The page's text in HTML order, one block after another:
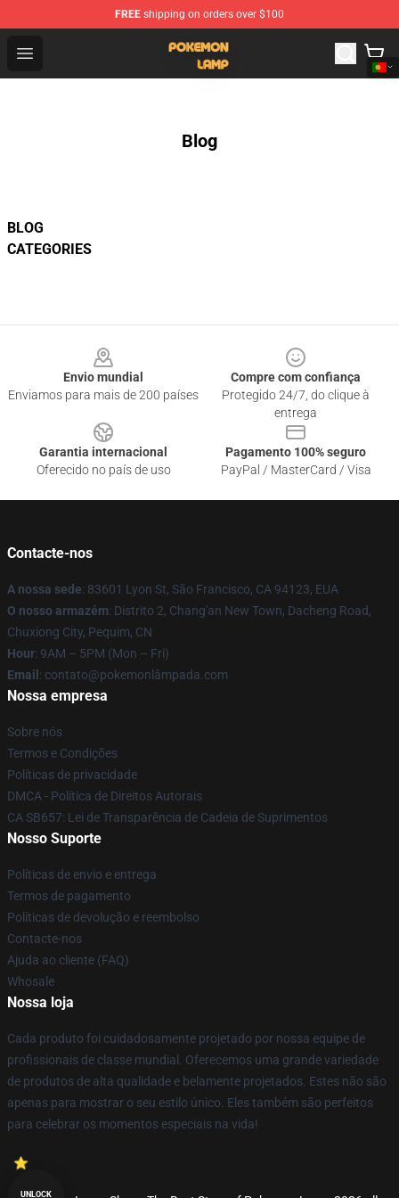
FREE shipping on orders over $100
Open menu
Pokemon Lamp Shop - The Best Store of Pokemon
Blog
BLOG
CATEGORIES
Envio mundial
Enviamos para mais de 200 países
Compre com confiança
Protegido 24/7, do clique à
entrega
Garantia internacional
Oferecido no país de uso
Pagamento 100% seguro
PayPal / MasterCard / Visa
Contacte-nos
A nossa sede: 83601 Lyon St, São Francisco, CA 94123, EUA
O nosso armazém: Distrito 2, Chang'an New Town, Dacheng Road,
Chuxiong City, Pequim, CN
Hour: 9AM – 5PM (Mon – Fri)
Email : contato@pokemonlâmpada.com
Nossa empresa
Sobre nós
Termos e Condições
Políticas de privacidade
DMCA - Política de Direitos Autorais
CA SB657: Lei de Transparência de Cadeia de Suprimentos
Nosso Suporte
Políticas de envio e entrega
Termos de pagamento
Políticas de devolução e reembolso
Contacte-nos
Ajuda ao cliente (FAQ)
Whosale
Nossa loja
Cada produto foi cuidadosamente projetado por nossa equipe de
profissionais de classe mundial. Oferecemos uma grande variedade
de produtos de alta qualidade e belamente projetados. Estes não são
apenas para mostrar o seu estilo único. Eles também são perfeitos
para celebrar os momentos especiais na vida!
UNLOCK